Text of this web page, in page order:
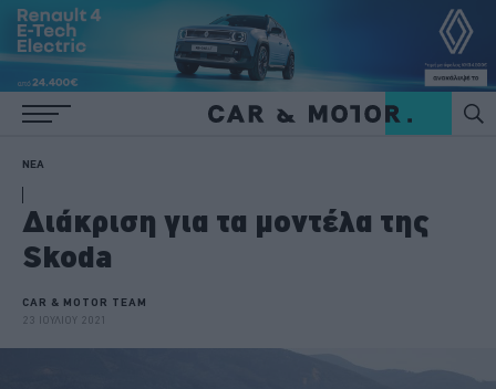
ΝΕΑ
Διάκριση για τα μοντέλα της
Skoda
CAR & MOTOR TEAM
23 ΙΟΥΛΙΟΥ 2021